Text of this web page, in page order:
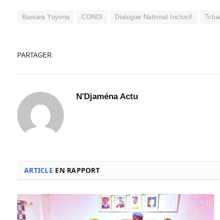
Baniara Yoyona CONDI Dialogue National Inclusif
PARTAGER.
N'Djaména Actu
ARTICLE EN RAPPORT